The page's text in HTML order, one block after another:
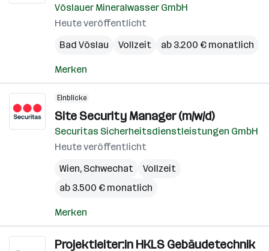
Vöslauer Mineralwasser GmbH
Heute veröffentlicht
Bad Vöslau
Vollzeit ab 3.200 € monatlich
Merken
Einblicke
Site Security Manager (m/w/d)
Securitas Sicherheitsdienstleistungen GmbH
Heute veröffentlicht
Wien, Schwechat
Vollzeit
ab 3.500 € monatlich
Merken
Projektleiter:in HKLS Gebäudetechnik